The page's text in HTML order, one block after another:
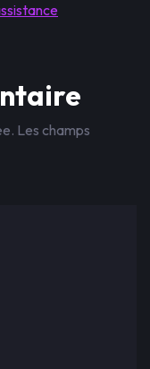
Les champs